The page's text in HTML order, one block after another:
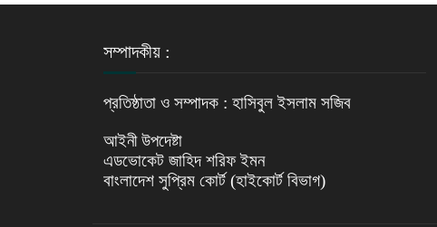
সম্পাদকীয় :
প্রতিষ্ঠাতা ও সম্পাদক : হাসিবুল ইসলাম সজিব
আইনী উপদেষ্টা
এডভোকেট জাহিদ শরিফ ইমন
বাংলাদেশ সুপ্রিম কোর্ট (হাইকোর্ট বিভাগ)